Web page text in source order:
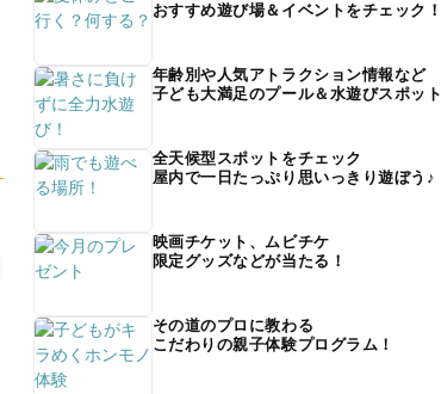
おすすめ遊び場＆イベントをチェック！
年齢別や人気アトラクション情報など
子ども大満足のプール＆水遊びスポット
全天候型スポットをチェック
屋内で一日たっぷり思いっきり遊ぼう♪
映画チケット、ムビチケ
限定グッズなどが当たる！
その道のプロに教わる
こだわりの親子体験プログラム！